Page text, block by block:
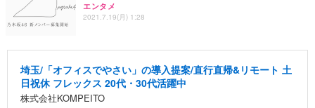
エンタメ
2021.7.19(月) 1:28
埼玉/「オフィスでやさい」の導入提案/直行直帰&リモート 土
日祝休 フレックス 20代・30代活躍中
株式会社KOMPEITO